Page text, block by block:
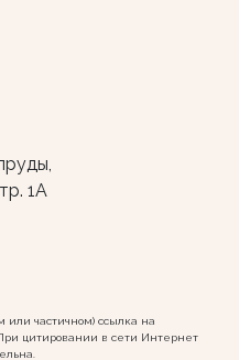
1А
или частичном) ссылка на
цитировании в сети Интернет